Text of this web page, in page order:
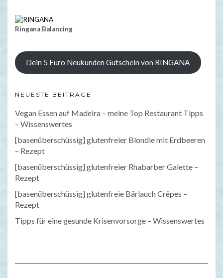
Ringana Balancing
Dein 5 Euro Neukunden Gutschein von RINGANA
NEUESTE BEITRÄGE
Vegan Essen auf Madeira – meine Top Restaurant Tipps
– Wissenswertes
[basenüberschüssig] glutenfreier Blondie mit Erdbeeren
– Rezept
[basenüberschüssig] glutenfreier Rhabarber Galette –
Rezept
[basenüberschüssig] glutenfreie Bärlauch Crêpes –
Rezept
Tipps für eine gesunde Krisenvorsorge – Wissenswertes